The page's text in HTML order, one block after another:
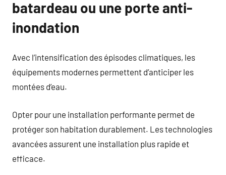
batardeau ou une porte anti-
inondation
Avec l’intensification des épisodes climatiques, les
équipements modernes permettent d’anticiper les
montées d’eau.
Opter pour une installation performante permet de
protéger son habitation durablement. Les technologies
avancées assurent une installation plus rapide et
efficace.